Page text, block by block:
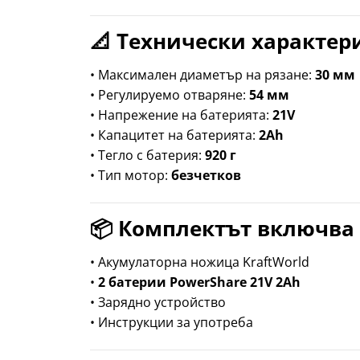
📐 Технически
• Максимален диаметър на рязане: 30 мм
• Регулируемо отваряне: 54 мм
• Напрежение на батерията: 21V
• Капацитет на батерията: 2Ah
• Тегло с батерия: 920 г
• Тип мотор: безчетков
📦 Комплектът включва
• Акумулаторна ножица KraftWorld
• 2 батерии PowerShare 21V 2Ah
• Зарядно устройство
• Инструкции за употреба